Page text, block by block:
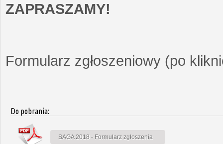
ZAPRASZAMY!
Formularz zgłoszeniowy (po
Do pobrania:
SAGA 2018 - Formularz zgłoszenia